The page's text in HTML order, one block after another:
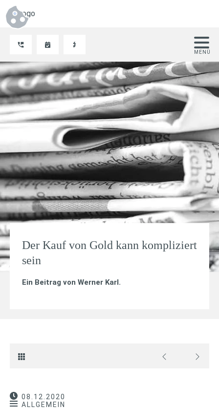
Der Kauf von Gold kann kompliziert
sein
Ein Beitrag von Werner Karl.
08.12.2020
ALLGEMEIN